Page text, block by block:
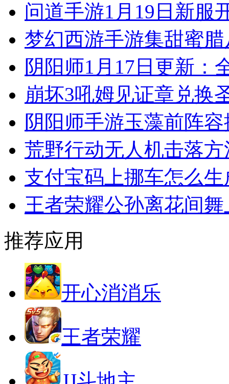
问道手游1月19日新服
梦幻西游手游集甜蜜
阴阳师1月17日更新：
崩坏3吼姆见证章兑换
阴阳师手游玉藻前阵
荒野行动无人机击落
支付宝码上挪车怎么生
王者荣耀公孙离花间
推荐应用
开心消消乐
王者荣耀